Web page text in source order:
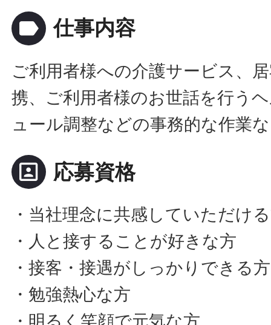
label 仕事内容
ご利用者様への介護サービス、
携、ご利用者様のお世話を行う
ュール調整などの事務的な作業
portrait 応募資格
・当社理念に共感していただけ
・人と接することが好きな方
・接客・接遇がしっかりできる方
・勉強熱心な方
・明るく笑顔で元気な方